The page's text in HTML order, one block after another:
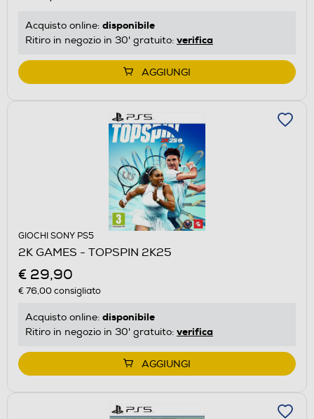
Acquisto online: disponibile
Ritiro in negozio in 30' gratuito: verifica
AGGIUNGI
GIOCHI SONY PS5
2K GAMES - TOPSPIN 2K25
€ 29,90
€ 76,00consigliato
Acquisto online: disponibile
Ritiro in negozio in 30' gratuito: verifica
AGGIUNGI